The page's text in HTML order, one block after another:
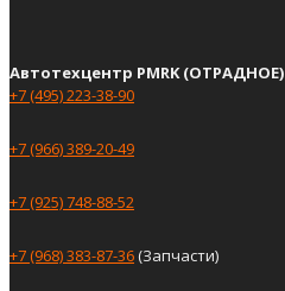
Автотехцентр PMRK (ОТРАДНОЕ)
+7 (495) 223-38-90
+7 (966) 389-20-49
+7 (925) 748-88-52
+7 (968) 383-87-36(Запчасти)